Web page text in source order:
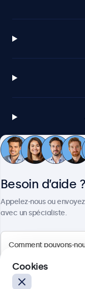
Besoin d’aide ?
Appelez-nous ou
avec un spécialiste.
Cookies